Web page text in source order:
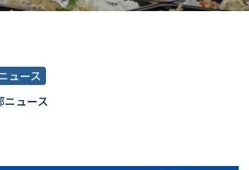
ュース
ニュース